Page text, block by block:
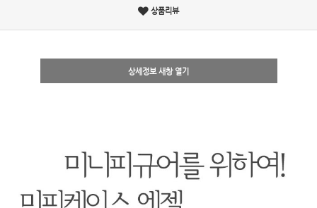
상품리뷰
상세정보 새창 열기